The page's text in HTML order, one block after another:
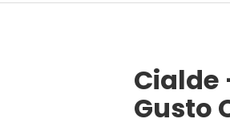
Cialde
Gusto